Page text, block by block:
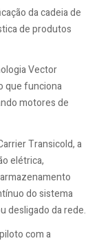
da cadeia de
de produtos
Vector
que funciona
motores de
Transicold, a
elétrica,
do sistema
desligado da rede.
com a